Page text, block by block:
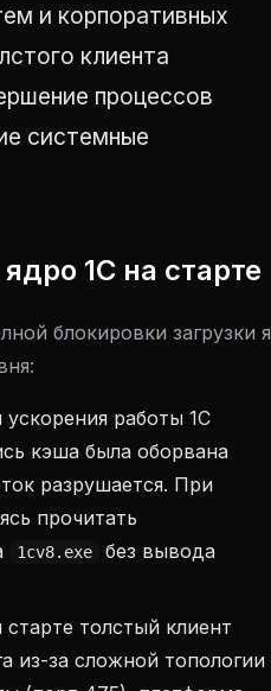
и корпоративных
клиента
процессов
системные
1С на старте
блокировки загрузки я
ускорения работы 1С
кэша была оборвана
разрушается. При
прочитать
1cv8.exe
без вывода
толстый клиент
из-за сложной топологии